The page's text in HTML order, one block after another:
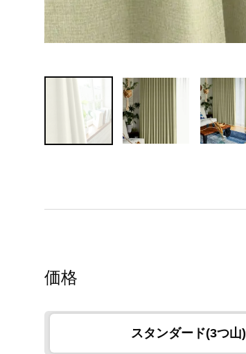
価格
スタンダード(3つ山)